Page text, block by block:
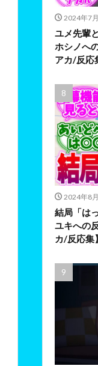
2024年7
ユメ先輩
ホシノへ
アカ/反応
2024年8
結局「は
ユキへの
カ/反応集】